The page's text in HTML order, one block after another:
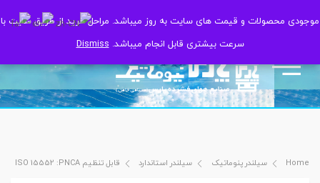
موجودی محصولات و قیمت های سایت به روز میباشد. مراحل خرید از طریق سایت با
سرعت بیشتری قابل انجام میباشد.Dismiss
موجودی محصولات و قیمت های سایت به روز میباشد. مراحل خرید از طریق سایت با
سرعت بیشتری قابل انجام میباشد.Dismiss
Home سیلندر پنوماتیک سیلندر استاندارد قابل تنظیم ISO 15552 :PNCA